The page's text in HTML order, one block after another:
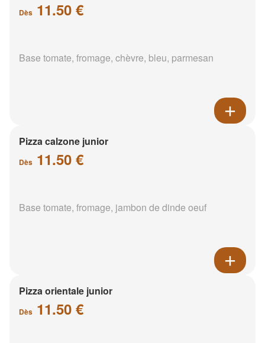
Dès 11.50 €
Base tomate, fromage, chèvre, bleu, parmesan
Pizza calzone junior
Dès 11.50 €
Base tomate, fromage, jambon de dinde oeuf
Pizza orientale junior
Dès 11.50 €